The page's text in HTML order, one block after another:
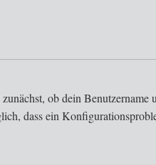
ob dein
dass ein